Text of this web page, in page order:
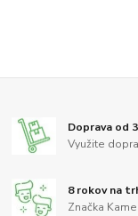
Doprava od
Využite
8 rokov na
Značka